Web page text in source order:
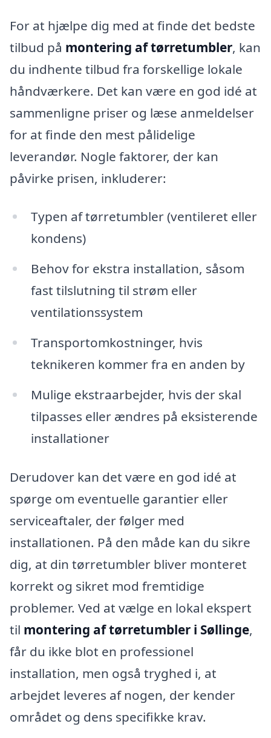
For at hjælpe dig med at finde det bedste
tilbud på montering af tørretumbler, kan
du indhente tilbud fra forskellige lokale
håndværkere. Det kan være en god idé at
sammenligne priser og læse anmeldelser
for at finde den mest pålidelige
leverandør. Nogle faktorer, der kan
påvirke prisen, inkluderer:
Typen af tørretumbler (ventileret eller
kondens)
Behov for ekstra installation, såsom
fast tilslutning til strøm eller
ventilationssystem
Transportomkostninger, hvis
teknikeren kommer fra en anden by
Mulige ekstraarbejder, hvis der skal
tilpasses eller ændres på eksisterende
installationer
Derudover kan det være en god idé at
spørge om eventuelle garantier eller
serviceaftaler, der følger med
installationen. På den måde kan du sikre
dig, at din tørretumbler bliver monteret
korrekt og sikret mod fremtidige
problemer. Ved at vælge en lokal ekspert
til montering af tørretumbler i Søllinge,
får du ikke blot en professionel
installation, men også tryghed i, at
arbejdet leveres af nogen, der kender
området og dens specifikke krav.